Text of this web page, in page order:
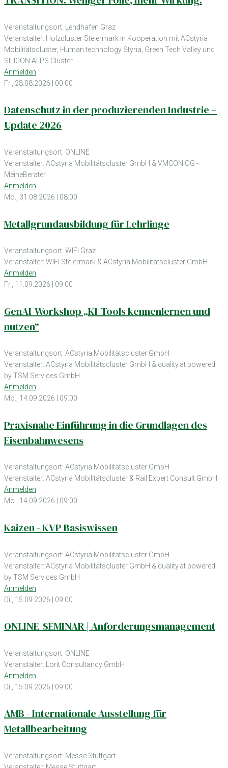
Veranstaltungsort: Lendhafen Graz
Veranstalter: Holzcluster Steiermark in Kooperation mit ACstyria
Mobilitätscluster, Human.technology Styria, Green Tech Valley und
SILICON ALPS Cluster
Anmelden
Fr., 28.08.2026 | 00:00
Datenschutz in der produzierenden Industrie –
Update 2026
Veranstaltungsort: ONLINE
Veranstalter: ACstyria Mobilitätscluster GmbH & VMCON OG -
MeineBerater
Anmelden
Mo., 31.08.2026 | 08:00
Metallgrundausbildung für Lehrlinge
Veranstaltungsort: WIFI Graz
Veranstalter: WIFI Steiermark & ACstyria Mobilitätscluster GmbH
Anmelden
Fr., 11.09.2026 | 09:00
GenAI-Workshop „KI-Tools kennenlernen und
nutzen“
Veranstaltungsort: ACstyria Mobilitätscluster GmbH
Veranstalter: ACstyria Mobilitätscluster GmbH & quality.at powered
by TSM Services GmbH
Anmelden
Mo., 14.09.2026 | 09:00
Praxisnahe Einführung in die Grundlagen des
Eisenbahnwesens
Veranstaltungsort: ACstyria Mobilitätscluster GmbH
Veranstalter: ACstyria Mobilitätscluster & Rail Expert Consult GmbH
Anmelden
Mo., 14.09.2026 | 09:00
Kaizen - KVP Basiswissen
Veranstaltungsort: ACstyria Mobilitätscluster GmbH
Veranstalter: ACstyria Mobilitätscluster GmbH & quality.at powered
by TSM Services GmbH
Anmelden
Di., 15.09.2026 | 09:00
ONLINE-SEMINAR | Anforderungsmanagement
Veranstaltungsort: ONLINE
Veranstalter: Lorit Consultancy GmbH
Anmelden
Di., 15.09.2026 | 09:00
AMB - Internationale Ausstellung für
Metallbearbeitung
Veranstaltungsort: Messe Stuttgart